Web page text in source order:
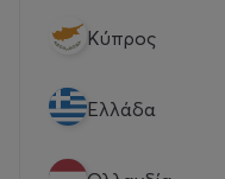
Κύπρος
Eλλάδα